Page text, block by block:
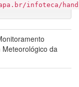
infoteca/
da